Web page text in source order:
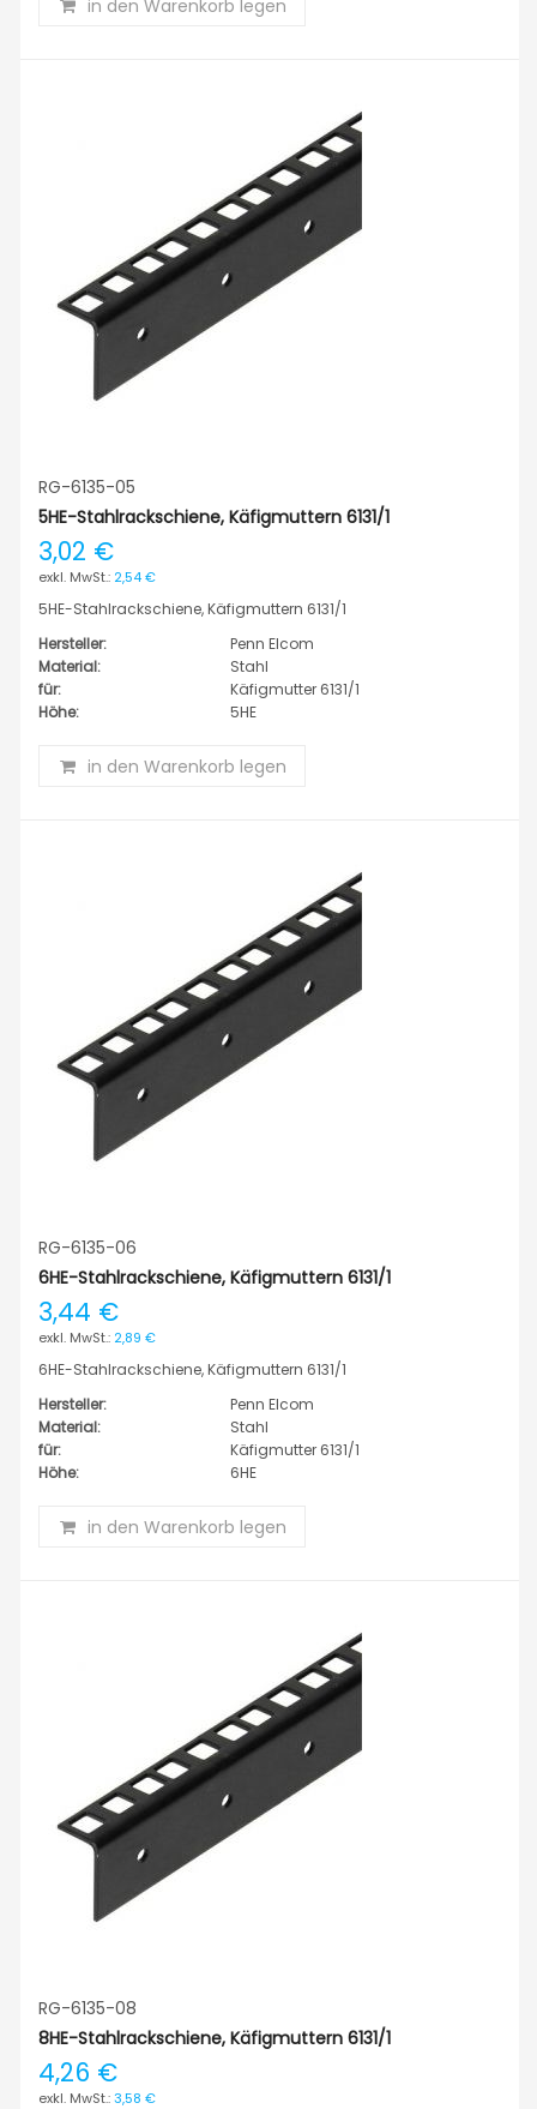
in den Warenkorb legen
RG-6135-05
5HE-Stahlrackschiene, Käfigmuttern 6131/1
3,02 €
2,54 €
5HE-Stahlrackschiene, Käfigmuttern 6131/1
Hersteller:
Penn Elcom
Material:
Stahl
für:
Käfigmutter 6131/1
Höhe:
5HE
in den Warenkorb legen
RG-6135-06
6HE-Stahlrackschiene, Käfigmuttern 6131/1
3,44 €
2,89 €
6HE-Stahlrackschiene, Käfigmuttern 6131/1
Hersteller:
Penn Elcom
Material:
Stahl
für:
Käfigmutter 6131/1
Höhe:
6HE
in den Warenkorb legen
RG-6135-08
8HE-Stahlrackschiene, Käfigmuttern 6131/1
4,26 €
3,58 €